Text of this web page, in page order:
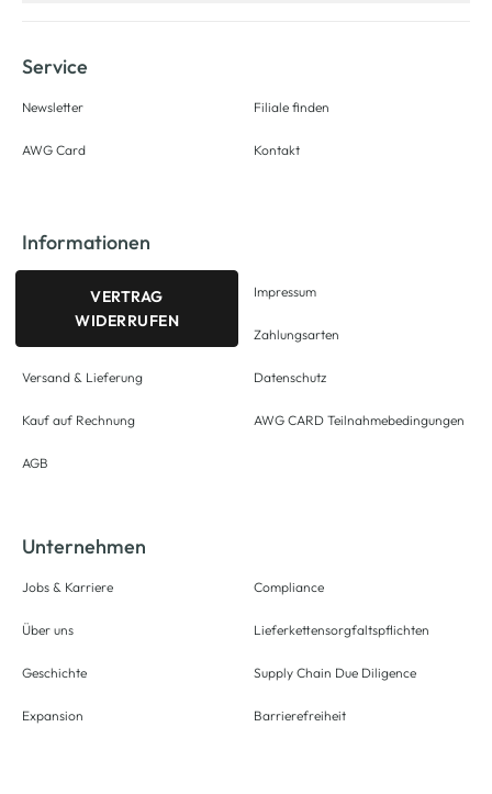
Service
Newsletter
AWG Card
Filiale finden
Kontakt
Informationen
VERTRAG
WIDERRUFEN
Versand & Lieferung
Kauf auf Rechnung
AGB
Impressum
Zahlungsarten
Datenschutz
AWG CARD Teilnahmebedingungen
Unternehmen
Jobs & Karriere
Über uns
Geschichte
Expansion
Compliance
Lieferkettensorgfaltspflichten
Supply Chain Due Diligence
Barrierefreiheit